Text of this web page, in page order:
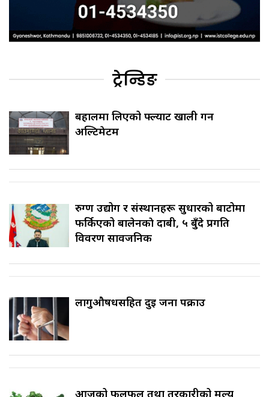
ट्रेन्डिङ
बहालमा लिएको फ्ल्याट खाली गर्न
अल्टिमेटम
रुग्ण उद्योग र संस्थानहरू सुधारको बाटोमा
फर्किएको बालेनकाे दाबी, ५ बुँदे प्रगति
विवरण सार्वजनिक
लागुऔषधसहित दुई जना पक्राउ
आजको फलफूल तथा तरकारीको मूल्य